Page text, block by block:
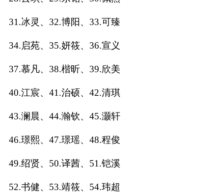
名
31.冰灵、32.博阳、33.可臻
34.启苑、35.妍筱、36.宣义
37.慕凡、38.楷昕、39.欣美
40.江宸、41.治硕、42.清琪
43.澜晨、44.瀚钦、45.灏轩
46.璟熙、47.璟瑶、48.程俊
49.绍贤、50.译茜、51.铠溪
52.书健、53.靖筱、54.玮超